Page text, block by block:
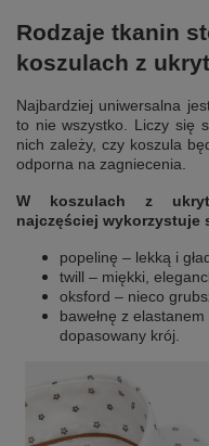
Rodzaje tkanin
koszulach z
Najbardziej uniwersalna
to nie wszystko. Liczy się
nich zależy, czy koszula
odporna na zagniecenia.
W koszulach z
najczęściej wykorzystuje
popelinę – lekką i
twill – miękki,
oksford – nieco
bawełnę z
dopasowany krój.